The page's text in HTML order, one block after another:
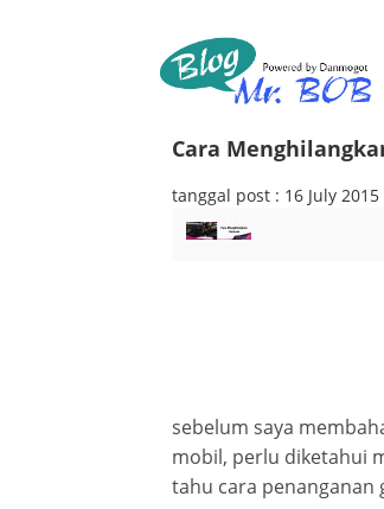
Cara
tanggal post : 16 July 2015
sebelum saya
mobil, perlu diketahui
tahu cara penanganan